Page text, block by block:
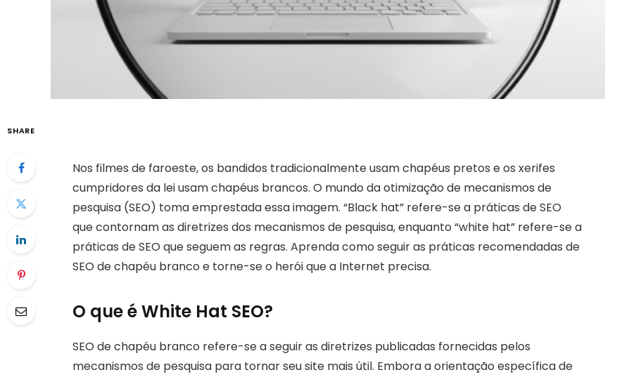
SHARE
Nos filmes de faroeste, os bandidos tradicionalmente usam chapéus pretos e os xerifes
cumpridores da lei usam chapéus brancos. O mundo da otimização de mecanismos de
pesquisa (SEO) toma emprestada essa imagem. “Black hat” refere-se a práticas de SEO
que contornam as diretrizes dos mecanismos de pesquisa, enquanto “white hat” refere-se a
práticas de SEO que seguem as regras. Aprenda como seguir as práticas recomendadas de
SEO de chapéu branco e torne-se o herói que a Internet precisa.
O que é White Hat SEO?
SEO de chapéu branco refere-se a seguir as diretrizes publicadas fornecidas pelos
mecanismos de pesquisa para tornar seu site mais útil. Embora a orientação específica de